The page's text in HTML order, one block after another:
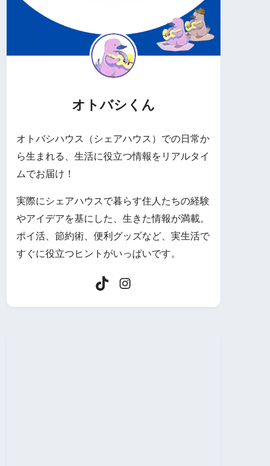
オトバシくん
オトバシハウス（シェアハウス）での日常か
ら生まれる、生活に役立つ情報をリアルタイ
ムでお届け！
実際にシェアハウスで暮らす住人たちの経験
やアイデアを基にした、生きた情報が満載。
ポイ活、節約術、便利グッズなど、実生活で
すぐに役立つヒントがいっぱいです。